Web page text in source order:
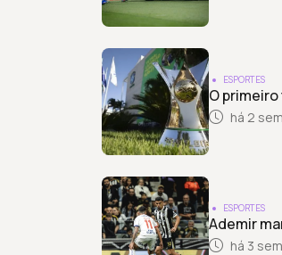
ESPORTES
O
há 2
ESPORTES
Ademir
há 3